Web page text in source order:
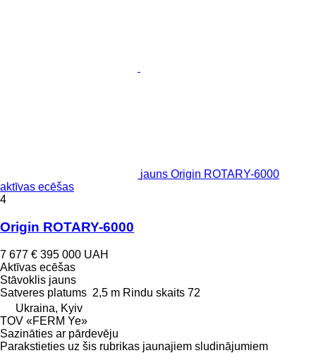
jauns Origin ROTARY-6000
aktīvas ecēšas
4
Origin ROTARY-6000
7 677 € 395 000 UAH
Aktīvas ecēšas
Stāvoklis jauns
Satveres platums 2,5 m Rindu skaits 72
Ukraina, Kyiv
TOV «FERM Ye»
Sazināties ar pārdevēju
Parakstieties uz šis rubrikas jaunajiem sludinājumiem